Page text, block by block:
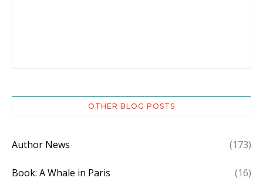
OTHER BLOG POSTS
Author News (173)
Book: A Whale in Paris (16)